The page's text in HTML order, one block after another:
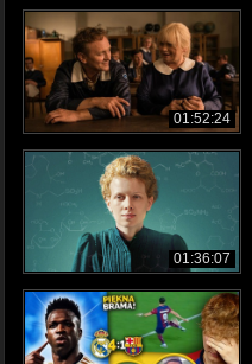
01:52:24
01:36:07